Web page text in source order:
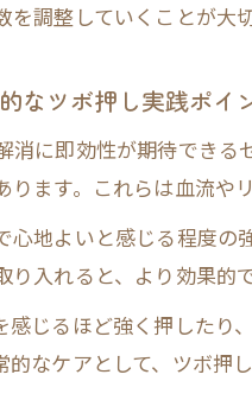
調整していくことが大
なツボ押し実践ポイ
消に即効性が期待でき
ります。これらは血流や
心地よいと感じる程度
り入れると、より効果的
感じるほど強く押したり
的なケアとして、ツボ押